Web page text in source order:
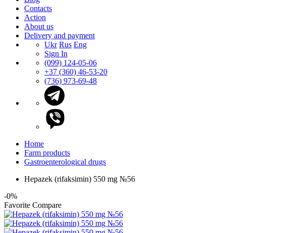
Contacts
Action
About us
Delivery and payment
Ukr Rus Eng
Sign In
(099) 124-05-06
+37 (360) 46-53-20
(736) 973-69-48
Home
Farm products
Gastroenterological drugs
Hepazek (rifaksimin) 550 mg №56
-0%
Favorite Compare